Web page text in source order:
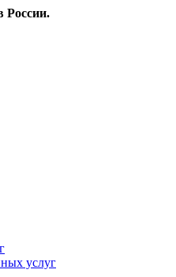
России.
услуг